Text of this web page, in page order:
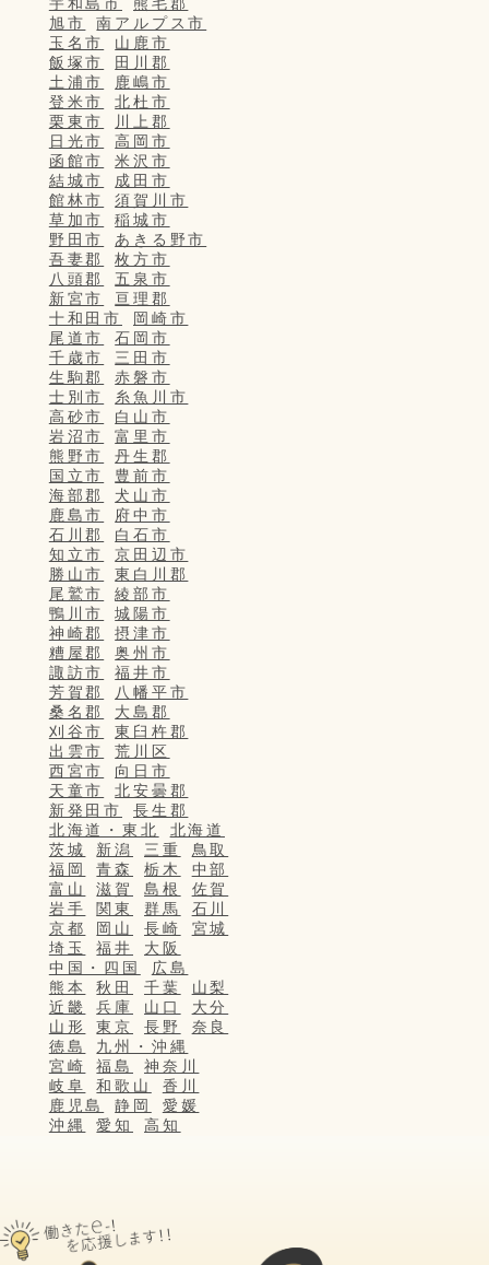
宇和島市
熊毛郡
旭市
南アルプス市
玉名市
山鹿市
飯塚市
田川郡
土浦市
鹿嶋市
登米市
北杜市
栗東市
川上郡
日光市
高岡市
函館市
米沢市
結城市
成田市
館林市
須賀川市
草加市
稲城市
野田市
あきる野市
吾妻郡
枚方市
八頭郡
五泉市
新宮市
亘理郡
十和田市
岡崎市
尾道市
石岡市
千歳市
三田市
生駒郡
赤磐市
士別市
糸魚川市
高砂市
白山市
岩沼市
富里市
熊野市
丹生郡
国立市
豊前市
海部郡
犬山市
鹿島市
府中市
石川郡
白石市
知立市
京田辺市
勝山市
東白川郡
尾鷲市
綾部市
鴨川市
城陽市
神崎郡
摂津市
糟屋郡
奥州市
諏訪市
福井市
芳賀郡
八幡平市
桑名郡
大島郡
刈谷市
東臼杵郡
出雲市
荒川区
西宮市
向日市
天童市
北安曇郡
新発田市
長生郡
北海道・東北
北海道
茨城
新潟 三重
鳥取
福岡
青森 栃木
中部
富山
滋賀 島根
佐賀
岩手
関東 群馬
石川
京都
岡山 長崎
宮城
埼玉
福井
大阪
中国・四国
広島
熊本
秋田 千葉
山梨
近畿
兵庫 山口
大分
山形
東京 長野
奈良
徳島
九州・沖縄
宮崎
福島
神奈川
岐阜
和歌山
香川
鹿児島
静岡
愛媛
沖縄
愛知 高知